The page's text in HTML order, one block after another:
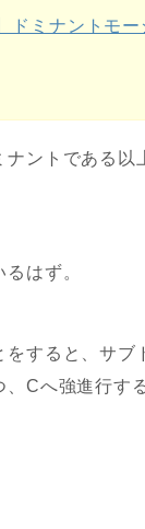
ドミナントモー
ントである以
はず。
すると、サブ
Cへ強進行す